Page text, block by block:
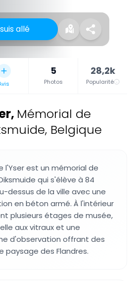
allé
5
Photos
28,2k
Popularité
, Mémorial de
Belgique
l'Yser est un mémorial de
qui s'élève à 84
dessus de la ville avec une
en béton armé. À l'intérieur
plusieurs étages de musée,
aux vitraux et une
d'observation offrant des
paysage des Flandres.